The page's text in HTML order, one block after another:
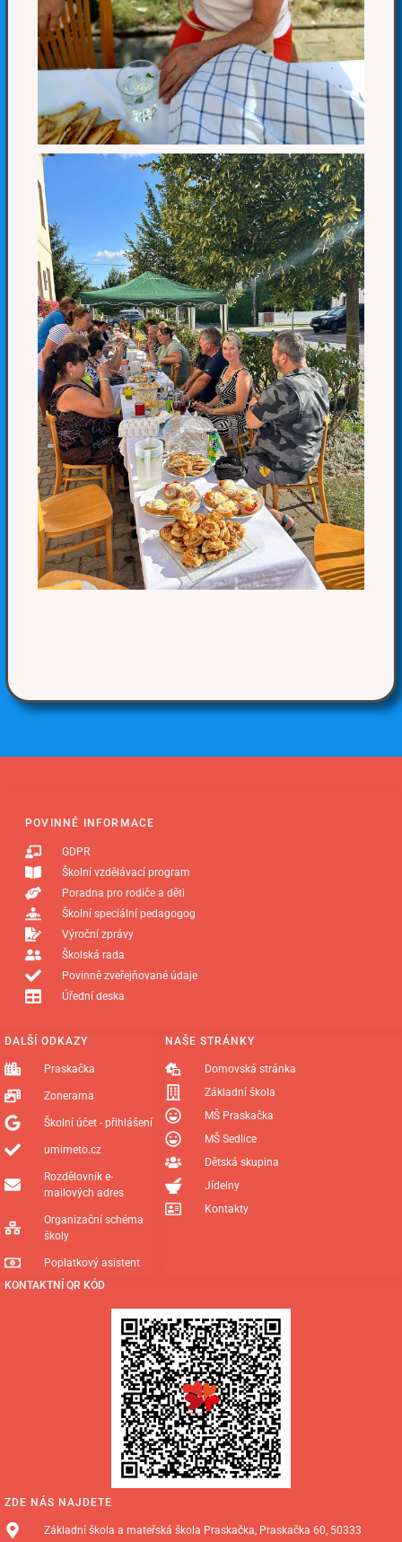
ZDE NÁS NAJDETE
Základní škola a mateřská škola Praskačka, Praskačka 60, 50333
KONTAKTNÍ QR KÓD
NAŠE STRÁNKY
Domovská stránka
Základní škola
MŠ Praskačka
MŠ Sedlice
Dětská skupina
Jídelny
Kontakty
DALŠÍ ODKAZY
Praskačka
Zonerama
Školní účet - přihlášení
umimeto.cz
Rozdělovník e-
mailových adres
Organizační schéma
školy
Poplatkový asistent
POVINNÉ INFORMACE
GDPR
Školní vzdělávací program
Poradna pro rodiče a děti
Školní speciální pedagogog
Výroční zprávy
Školská rada
Povinně zveřejňované údaje
Úřední deska